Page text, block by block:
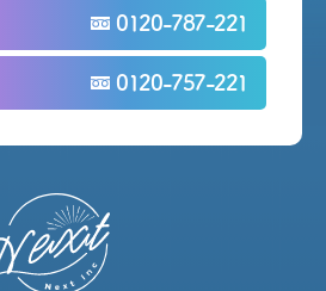
0120-787-221
0120-757-221